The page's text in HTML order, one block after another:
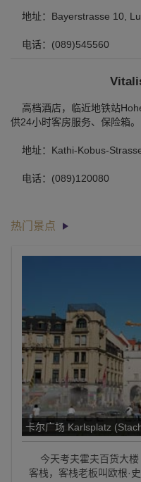
地址：Bayerstrasse 10,
电话：(089)545560
高档酒店，临近地铁站
供24小时客房服务、保险箱。
地址：Kathi-Kobus-
电话：(089)120080
热门景点
卡尔广场 Karlsplatz
今天考夫霍夫百货大楼
客栈，客栈老板叫欧根·